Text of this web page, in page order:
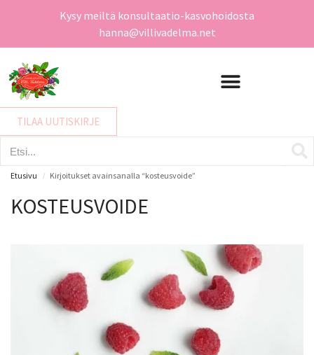
Kysy meiltä konsultaatio-kasvohoidosta
hanna@villivadelma.net
TILAA UUTISKIRJE
Etusivu / Kirjoitukset avainsanalla “kosteusvoide”
KOSTEUSVOIDE